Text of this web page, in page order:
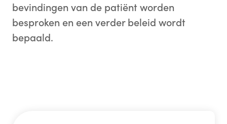
bevindingen van de patiënt worden
besproken en een verder beleid wordt
bepaald.